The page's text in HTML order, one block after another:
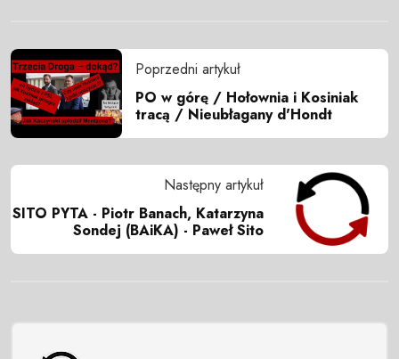
Poprzedni artykuł
PO w górę / Hołownia i Kosiniak
tracą / Nieubłagany d'Hondt
Następny artykuł
SITO PYTA - Piotr Banach, Katarzyna
Sondej (BAiKA) - Paweł Sito